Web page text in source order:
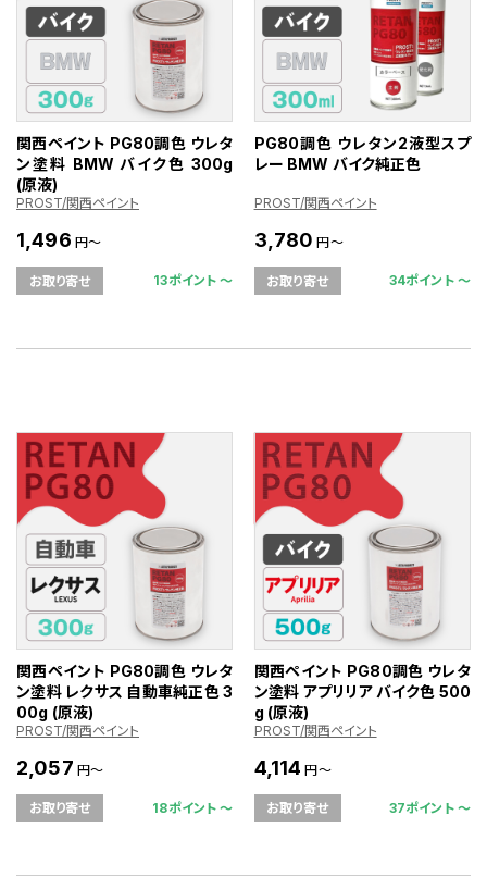
関西ペイント PG80調色 ウレタ
ン塗料 BMW バイク色 300g
(原液)
PROST/関西ペイント
1,496 円～
お取り寄せ 13ポイント 〜
PG80調色 ウレタン2液型スプ
レー BMW バイク純正色
PROST/関西ペイント
3,780 円～
お取り寄せ 34ポイント 〜
関西ペイント PG80調色 ウレタ
ン塗料 レクサス 自動車純正色 3
00g (原液)
PROST/関西ペイント
2,057 円～
お取り寄せ 18ポイント 〜
関西ペイント PG80調色 ウレタ
ン塗料 アプリリア バイク色 500
g (原液)
PROST/関西ペイント
4,114 円～
お取り寄せ 37ポイント 〜